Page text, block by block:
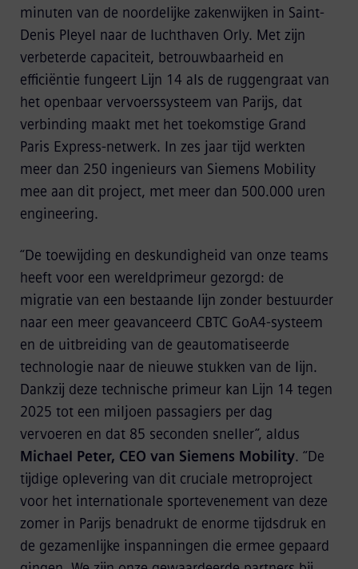
minuten van de noordelijke zakenwijken in Saint-
Denis Pleyel naar de luchthaven Orly. Met zijn
verbeterde capaciteit, betrouwbaarheid en
efficiëntie fungeert Lijn 14 als de ruggengraat van
het openbaar vervoerssysteem van Parijs, dat
verbinding maakt met het toekomstige Grand
Paris Express-netwerk. In zes jaar tijd werkten
meer dan 250 ingenieurs van Siemens Mobility
mee aan dit project, met meer dan 500.000 uren
engineering.
“De toewijding en deskundigheid van onze teams
heeft voor een wereldprimeur gezorgd: de
migratie van een bestaande lijn zonder bestuurder
naar een meer geavanceerd CBTC GoA4-systeem
en de uitbreiding van de geautomatiseerde
technologie naar de nieuwe stukken van de lijn.
Dankzij deze technische primeur kan Lijn 14 tegen
2025 tot een miljoen passagiers per dag
vervoeren en dat 85 seconden sneller”, aldus
Michael Peter, CEO van Siemens Mobility. “De
tijdige oplevering van dit cruciale metroproject
voor het internationale sportevenement van deze
zomer in Parijs benadrukt de enorme tijdsdruk en
de gezamenlijke inspanningen die ermee gepaard